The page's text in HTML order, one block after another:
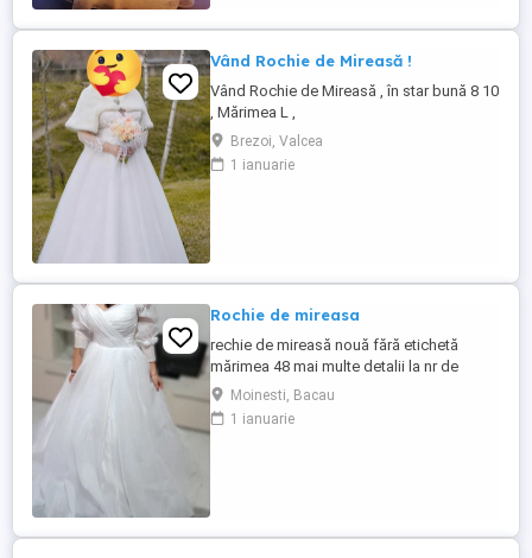
Vând Rochie de Mireasă !
Vând Rochie de Mireasă , în star bună 8 10
, Mărimea L ,
Brezoi, Valcea
1 ianuarie
Rochie de mireasa
rechie de mireasă nouă fără etichetă
mărimea 48 mai multe detalii la nr de
telefonMoinesti, Bacau
1 ianuarie